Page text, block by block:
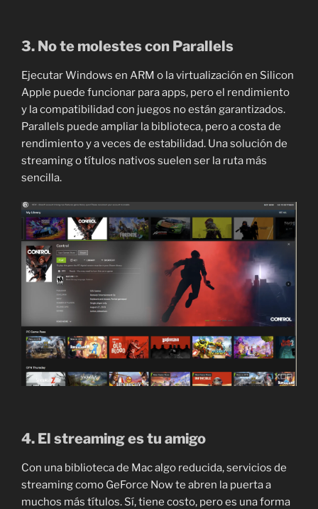
3. No te molestes con Parallels
Ejecutar Windows en ARM o la virtualización en Silicon
Apple puede funcionar para apps, pero el rendimiento
y la compatibilidad con juegos no están garantizados.
Parallels puede ampliar la biblioteca, pero a costa de
rendimiento y a veces de estabilidad. Una solución de
streaming o títulos nativos suelen ser la ruta más
sencilla.
4. El streaming es tu amigo
Con una biblioteca de Mac algo reducida, servicios de
streaming como GeForce Now te abren la puerta a
muchos más títulos. Sí, tiene costo, pero es una forma